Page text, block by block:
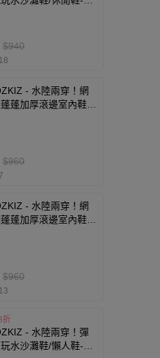
$940
- 水陸兩穿！網
蓬加厚滾邊室內鞋/
$960
- 水陸兩穿！網
蓬加厚滾邊室內鞋/
$960
折
- 水陸兩穿！彈
水沙灘鞋/懶人鞋-螃